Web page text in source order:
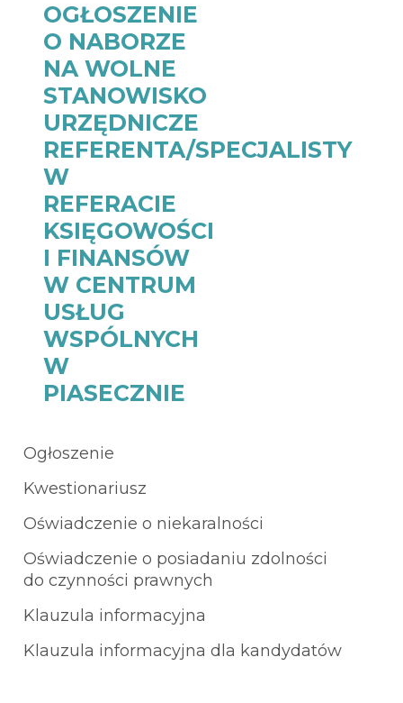
OGŁOSZENIE
O NABORZE
NA WOLNE
STANOWISKO
URZĘDNICZE
REFERENTA/SPECJALISTY
W
REFERACIE
KSIĘGOWOŚCI
I FINANSÓW
W CENTRUM
USŁUG
WSPÓLNYCH
W
PIASECZNIE
Ogłoszenie
Kwestionariusz
Oświadczenie o niekaralności
Oświadczenie o posiadaniu zdolności
do czynności prawnych
Klauzula informacyjna
Klauzula informacyjna dla kandydatów